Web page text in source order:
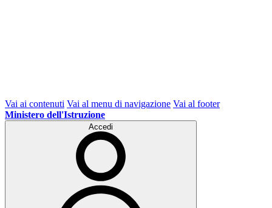
Vai ai contenuti Vai al menu di navigazione Vai al footer
Ministero dell'Istruzione
Accedi